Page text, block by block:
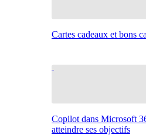
Cartes cadeaux et bons
Copilot dans Microsoft
atteindre ses objectifs